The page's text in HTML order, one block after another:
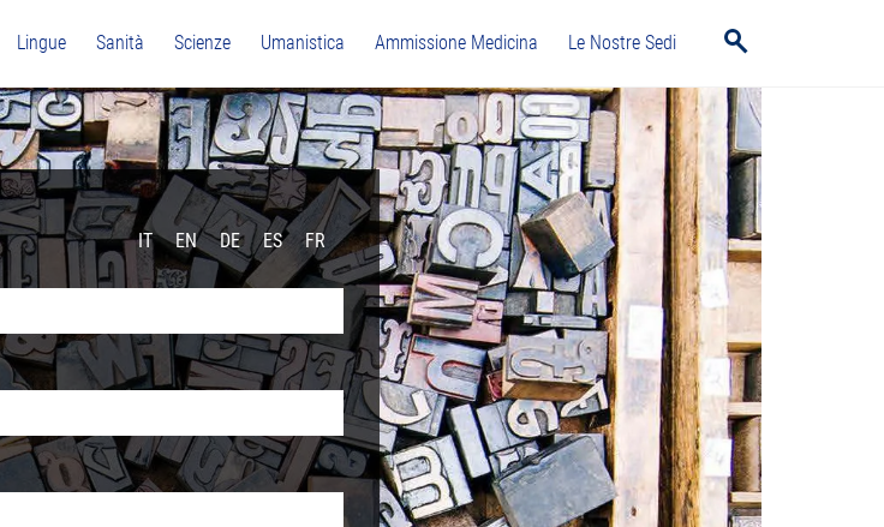
Lingue Sanità Scienze Umanistica Ammissione Medicina Le Nostre Sedi
IT EN DE ES FR